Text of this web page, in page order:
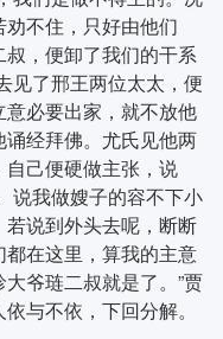
不住，只好由他们
，便卸了我们的干系
见了邢王两位太太，便
必要出家，就不放他
经拜佛。尤氏见他两
己便硬做主张，说
说我做嫂子的容不下小
说到外头去呢，断断
在这里，算我的主意
爷琏二叔就是了。”贾
与不依，下回分解。